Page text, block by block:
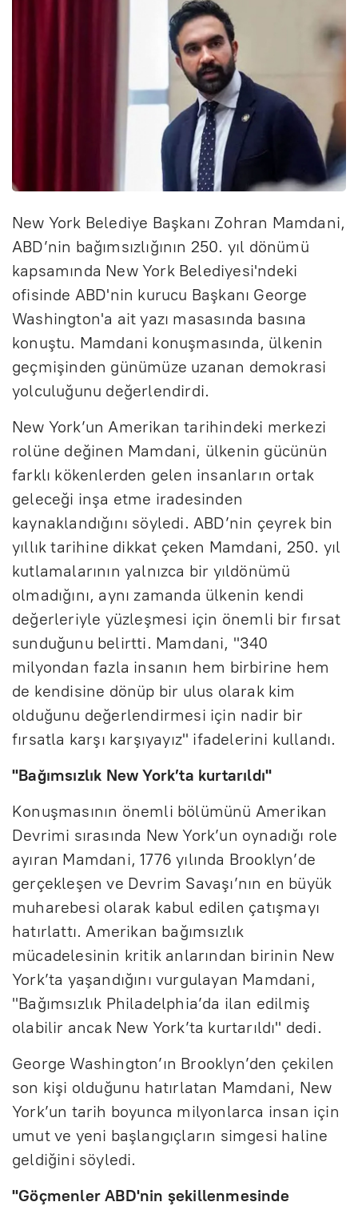
New York Belediye Başkanı Zohran Mamdani,
ABD’nin bağımsızlığının 250. yıl dönümü
kapsamında New York Belediyesi'ndeki
ofisinde ABD'nin kurucu Başkanı George
Washington'a ait yazı masasında basına
konuştu. Mamdani konuşmasında, ülkenin
geçmişinden günümüze uzanan demokrasi
yolculuğunu değerlendirdi.
New York’un Amerikan tarihindeki merkezi
rolüne değinen Mamdani, ülkenin gücünün
farklı kökenlerden gelen insanların ortak
geleceği inşa etme iradesinden
kaynaklandığını söyledi. ABD’nin çeyrek bin
yıllık tarihine dikkat çeken Mamdani, 250. yıl
kutlamalarının yalnızca bir yıldönümü
olmadığını, aynı zamanda ülkenin kendi
değerleriyle yüzleşmesi için önemli bir fırsat
sunduğunu belirtti. Mamdani, "340
milyondan fazla insanın hem birbirine hem
de kendisine dönüp bir ulus olarak kim
olduğunu değerlendirmesi için nadir bir
fırsatla karşı karşıyayız" ifadelerini kullandı.
"Bağımsızlık New York’ta kurtarıldı"
Konuşmasının önemli bölümünü Amerikan
Devrimi sırasında New York’un oynadığı role
ayıran Mamdani, 1776 yılında Brooklyn’de
gerçekleşen ve Devrim Savaşı’nın en büyük
muharebesi olarak kabul edilen çatışmayı
hatırlattı. Amerikan bağımsızlık
mücadelesinin kritik anlarından birinin New
York’ta yaşandığını vurgulayan Mamdani,
"Bağımsızlık Philadelphia’da ilan edilmiş
olabilir ancak New York’ta kurtarıldı" dedi.
George Washington’ın Brooklyn’den çekilen
son kişi olduğunu hatırlatan Mamdani, New
York’un tarih boyunca milyonlarca insan için
umut ve yeni başlangıçların simgesi haline
geldiğini söyledi.
"Göçmenler ABD'nin şekillenmesinde